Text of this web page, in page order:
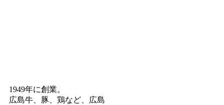
1949年に創業。
広島牛、豚、鶏など、広島